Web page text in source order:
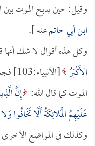
وقيل: حين يذبح الموت بين
ابن أبي حاتمعنه ].
وكل هذه أقوال لا شك أنها
الأَكْبَرُ
الموت كما قال الله: إِنَّ
عَلَيْهِمُ الْمَلائِكَةُ أَلَّا تَخَافُوا
وكذلك في المواضع